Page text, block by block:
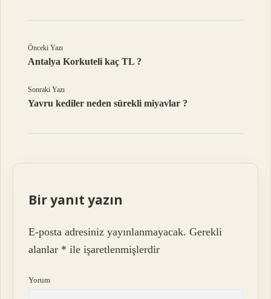
Önceki Yazı
Antalya Korkuteli kaç TL ?
Sonraki Yazı
Yavru kediler neden sürekli miyavlar ?
Bir yanıt yazın
E-posta adresiniz yayınlanmayacak. Gerekli
alanlar * ile işaretlenmişlerdir
Yorum